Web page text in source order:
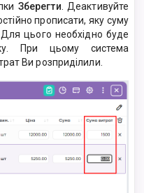
Зберегти. Деактивуйте
прописати, яку суму
цього необхідно буде
При цьому система
Ви розприділили.